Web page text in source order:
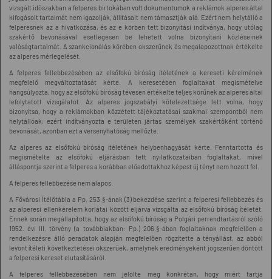
vizsgált időszakban a felperes birtokában volt dokumentumok a reklámok alperes által
kifogásolt tartalmát nem igazolják, állításait nem támasztják alá. Ezért nem helytálló a
felperesnek az a hivatkozása, és az e körben tett bizonyítási indítványa, hogy utólag
szakértő bevonásával esetlegesen be lehetett volna bizonyítani közléseinek
valóságtartalmát. A szankcionálás körében okszerűnek és megalapozottnak értékelte
az alperes mérlegelését.
A felperes fellebbezésében az elsőfokú bíróság ítéletének a kereseti kérelmének
megfelelő megváltoztatását kérte. A keresetében foglaltakat megismételve
hangsúlyozta, hogy az elsőfokú bíróság tévesen értékelte teljes körűnek az alperes által
lefolytatott vizsgálatot. Az alperes jogszabályi kötelezettsége lett volna, hogy
bizonyítsa, hogy a reklámokban közzétett tájékoztatásai szakmai szempontból nem
helytállóak; ezért indítványozta e területen jártas személyek szakértőként történő
bevonását, azonban ezt a versenyhatóság mellőzte.
Az alperes az elsőfokú bíróság ítéletének helybenhagyását kérte. Fenntartotta és
megismételte az elsőfokú eljárásban tett nyilatkozataiban foglaltakat, mivel
álláspontja szerint a felperes a korábban előadottakhoz képest új tényt nem hozott fel.
A felperes fellebbezése nem alapos.
A Fővárosi Ítélőtábla a Pp. 253.§-ának (3) bekezdése szerint a felperesi fellebbezés és
az alperesi ellenkérelem korlátai között eljárva vizsgálta az elsőfokú bíróság ítéletét.
Ennek során megállapította, hogy az elsőfokú bíróság a Polgári perrendtartásról szóló
1952. évi III. törvény (a továbbiakban: Pp.) 206.§-ában foglaltaknak megfelelően a
rendelkezésre álló peradatok alapján megfelelően rögzítette a tényállást, az abból
levont ítéleti következtetései okszerűek, amelynek eredményeként jogszerűen döntött
a felperesi kereset elutasításáról.
A felperes fellebbezésében nem jelölte meg konkrétan, hogy miért tartja